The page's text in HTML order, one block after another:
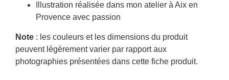
Illustration réalisée dans mon atelier à Aix en
Provence avec passion
Note : les couleurs et les dimensions du produit
peuvent légèrement varier par rapport aux
photographies présentées dans cette fiche produit.